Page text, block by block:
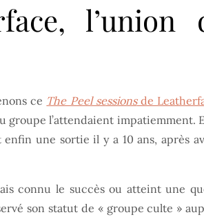
l’union
ce The Peel sessionsde
groupe l’attendaient
enfin une sortie il y a 10 ans, après
connu le succès ou atteint une
son statut de « groupe culte »